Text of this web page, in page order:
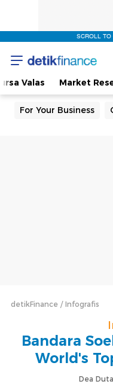
SCROLL TO
Valas Market
For Your Business
detikFinance Infografis
Bandara
World's
Dea